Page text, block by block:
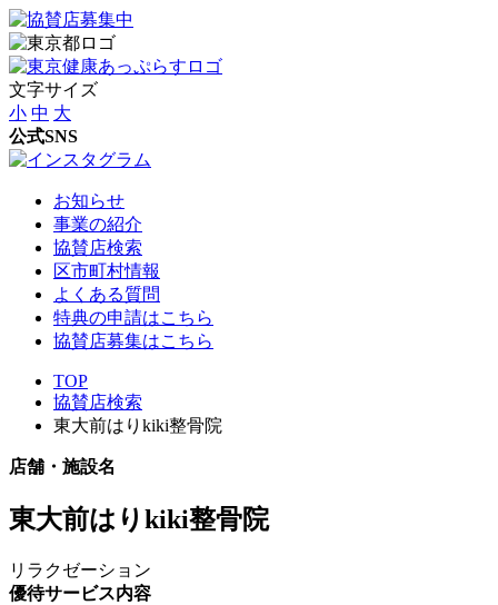
文字サイズ
小 中 大
公式SNS
お知らせ
事業の紹介
協賛店検索
区市町村情報
よくある質問
特典の申請はこちら
協賛店募集はこちら
TOP
協賛店検索
東大前はりkiki整骨院
店舗・施設名
東大前はりkiki整骨院
リラクゼーション
優待サービス内容